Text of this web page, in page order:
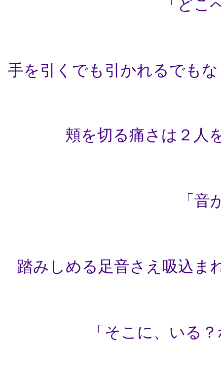
「どこ
手を引くでも引かれるでも
頬を切る痛さは２人
「音
踏みしめる足音さえ吸込ま
「そこに、いる